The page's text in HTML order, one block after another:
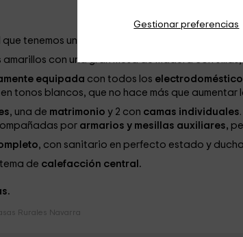
Gestionar preferencias
que tenemos unos en color burdeos frente
amarillos con una gran mesa de madera con
equipada con todos los
tonos blancos, que no hace más que aumentar
, una de matrimonio y 2 con camas individuales
por armarios y mesillas auxiliares,
, con sanitario en perfecto estado y
de calefacción central.
Rurales Navarra